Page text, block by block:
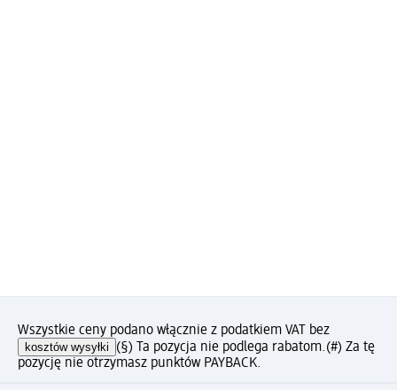
Wszystkie ceny podano włącznie z podatkiem VAT bez
kosztów wysyłki (§) Ta pozycja nie podlega rabatom.(#) Za tę
pozycję nie otrzymasz punktów PAYBACK.